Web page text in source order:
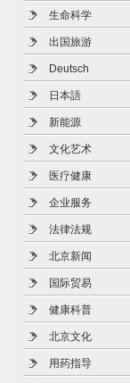
生命科学
出国旅游
Deutsch
日本語
新能源
文化艺术
医疗健康
企业服务
法律法规
北京新闻
国际贸易
健康科普
北京文化
用药指导